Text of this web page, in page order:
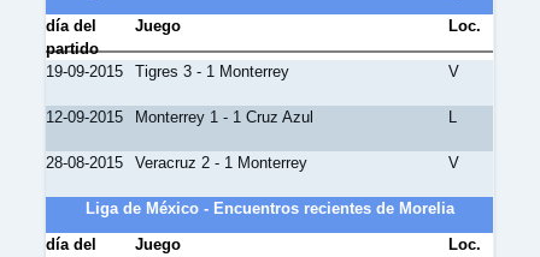
día del
partido
Juego Loc.
19-09-2015 Tigres 3 - 1 Monterrey V
12-09-2015 Monterrey 1 - 1 Cruz Azul L
28-08-2015 Veracruz 2 - 1 Monterrey V
Liga de México - Encuentros recientes de Morelia
día del
Juego Loc.